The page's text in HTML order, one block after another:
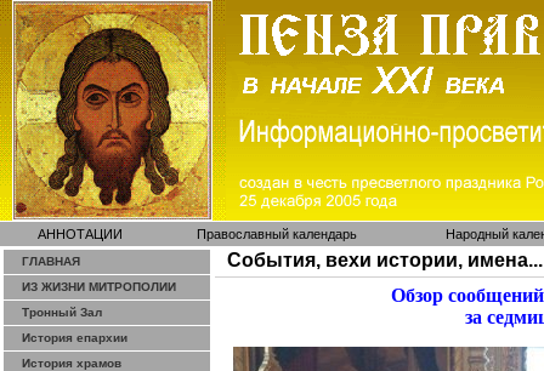
АННОТАЦИИ Православный календарь Народный
ГЛАВНАЯ
ИЗ ЖИЗНИ МИТРОПОЛИИ
Тронный Зал
История епархии
История храмов
События, вехи истории, имена...
Обзор
за